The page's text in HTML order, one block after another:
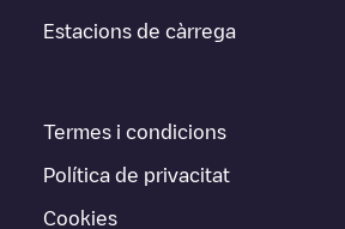
Estacions de càrrega
Termes i condicions
Política de privacitat
Cookies